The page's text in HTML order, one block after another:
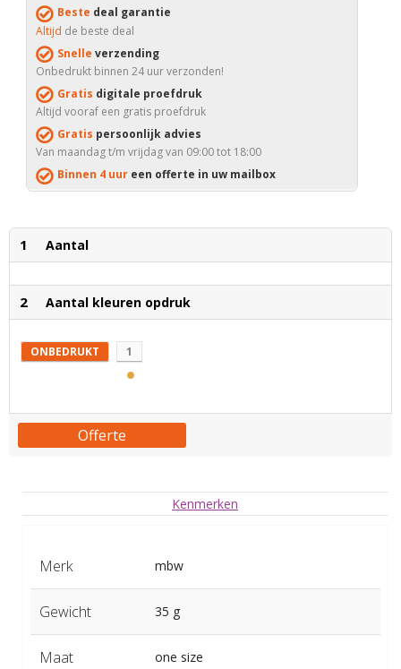
Beste deal garantie
Altijd de beste deal
Snelle verzending
Onbedrukt binnen 24 uur verzonden!
Gratis digitale proefdruk
Altijd vooraf een gratis proefdruk
Gratis persoonlijk advies
Van maandag t/m vrijdag van 09:00 tot 18:00
Binnen 4 uur een offerte in uw mailbox
1 Aantal
2 Aantal kleuren opdruk
ONBEDRUKT 1
Offerte
Kenmerken
Merk mbw
Gewicht 35 g
Maat one size